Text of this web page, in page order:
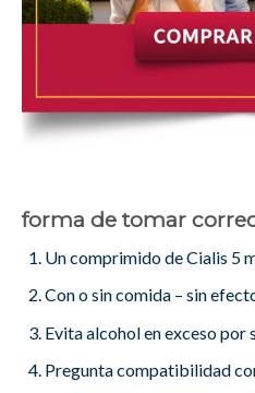
forma de tomar
Un comprimido de Cialis 5
Con o sin comida – sin
Evita alcohol en exceso por
Pregunta compatibilidad